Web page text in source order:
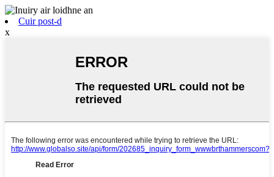
Cuir post-d
x